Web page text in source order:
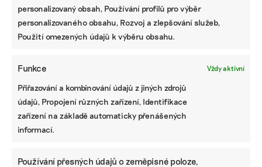
personalizovaný obsah, Používání profilů pro výběr
personalizovaného obsahu, Rozvoj a zlepšování služeb,
Použití omezených údajů k výběru obsahu.
Funkce Vždy aktivní
Přiřazování a kombinování údajů z jiných zdrojů
údajů, Propojení různých zařízení, Identifikace
zařízení na základě automaticky přenášených
informací.
Používání přesných údajů o zeměpisné poloze,
STÁHNĚTE SI NAŠE E-BOOKY